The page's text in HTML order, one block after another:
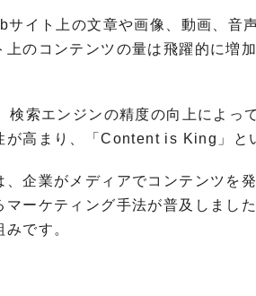
サイト上の文章や画像、動画、音
上のコンテンツの量は飛躍的に増
検索エンジンの精度の向上によっ
が高まり、「Content is King」と
、企業がメディアでコンテンツを
マーケティング手法が普及しまし
です。